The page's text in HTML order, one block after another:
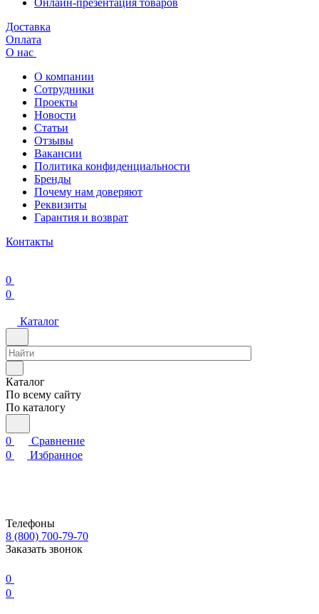
Онлайн-презентация товаров
Доставка
Оплата
О нас
О компании
Сотрудники
Проекты
Новости
Статьи
Отзывы
Вакансии
Политика конфиденциальности
Бренды
Почему нам доверяют
Реквизиты
Гарантия и возврат
Контакты
0
0
Каталог
Каталог
По всему сайту
По каталогу
0
Сравнение
0
Избранное
Телефоны
8 (800) 700-79-70
Заказать звонок
0
0